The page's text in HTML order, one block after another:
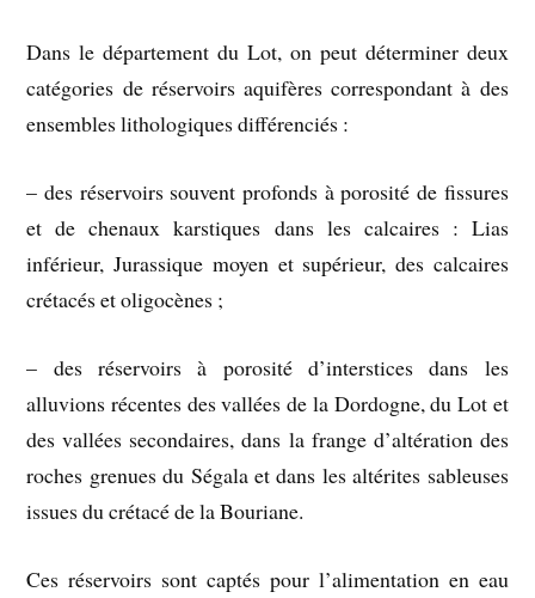
Dans le département du Lot, on peut déterminer deux
catégories de réservoirs aquifères correspondant à des
ensembles lithologiques différenciés :
– des réservoirs souvent profonds à porosité de fissures
et de chenaux karstiques dans les calcaires : Lias
inférieur, Jurassique moyen et supérieur, des calcaires
crétacés et oligocènes ;
– des réservoirs à porosité d’interstices dans les
alluvions récentes des vallées de la Dordogne, du Lot et
des vallées secondaires, dans la frange d’altération des
roches grenues du Ségala et dans les altérites sableuses
issues du crétacé de la Bouriane.
Ces réservoirs sont captés pour l’alimentation en eau